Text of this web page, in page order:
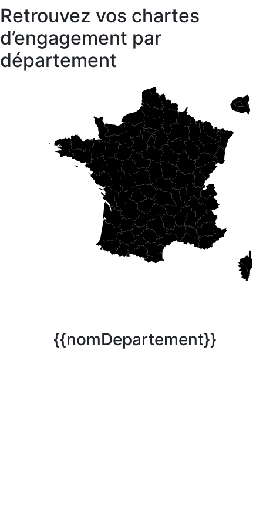
Retrouvez vos chartes
d’engagement par
département
{{nomDepartement}}